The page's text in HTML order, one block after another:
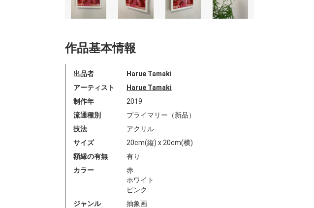
作品基本情報
出品者
Harue Tamaki
アーティスト
Harue Tamaki
制作年
2019
流通種別
プライマリー（新品）
技法
アクリル
サイズ
20cm(縦) x 20cm(横)
額縁の有無
有り
カラー
赤
ホワイト
ピンク
ジャンル
抽象画